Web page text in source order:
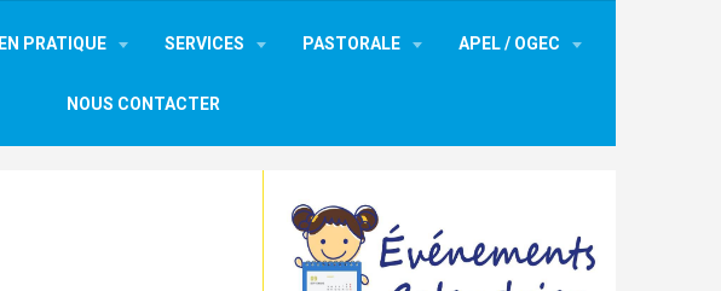
EN PRATIQUE SERVICES PASTORALE APEL / OGEC
NOUS CONTACTER